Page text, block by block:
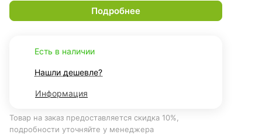
Подробнее
Есть в наличии
Нашли дешевле?
Информация
Товар на заказ предоставляется скидка 10%,
подробности уточняйте у менеджера